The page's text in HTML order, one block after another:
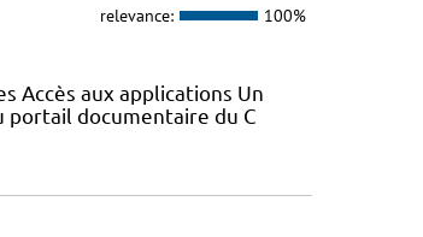
relevance: 100%
Accès aux applications Un
portail documentaire du C